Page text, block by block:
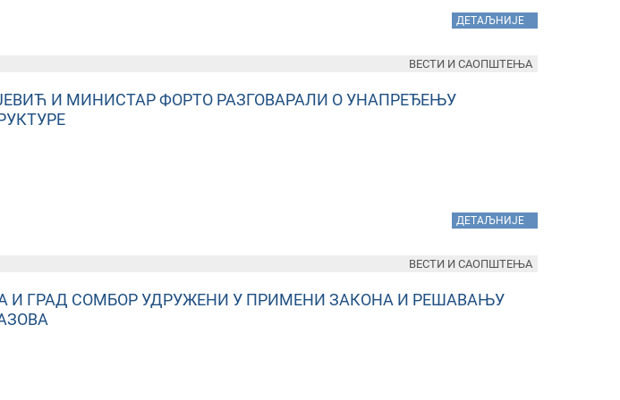
ДЕТАЉНИЈЕ
И МИНИСТАР ФОРТО РАЗГОВАРАЛИ О УНАПРЕЂЕЊУ
ДЕТАЉНИЈЕ
ВЕСТИ И САОПШТЕЊА
И ГРАД СОМБОР УДРУЖЕНИ У ПРИМЕНИ ЗАКОНА И РЕШАВАЊУ
ВЕСТИ И САОПШТЕЊА